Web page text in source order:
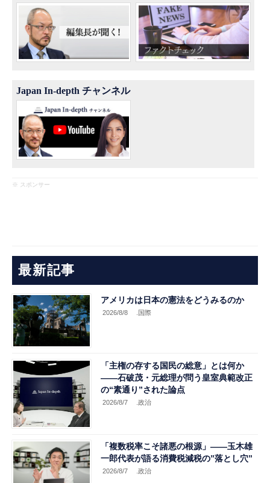
Japan In-depth チャンネル
※ スポンサー
最新記事
アメリカは日本の憲法をどうみるのか
2026/8/8 .国際
「主権の存する国民の総意」とは何か
――石破茂・元総理が問う皇室典範改正
の“素通り”された論点
2026/8/7 .政治
「複数税率こそ諸悪の根源」――玉木雄
一郎代表が語る消費税減税の”落とし穴”
2026/8/7 .政治